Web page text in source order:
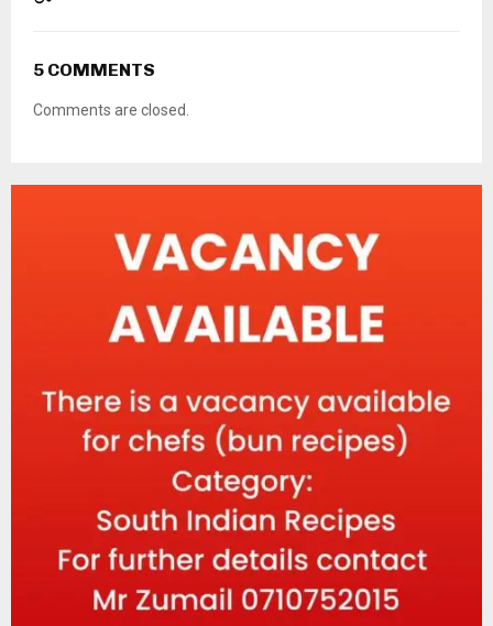
5 COMMENTS
Comments are closed.